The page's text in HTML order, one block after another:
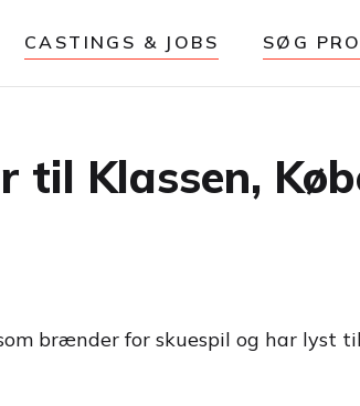
CASTINGS & JOBS SØG
til Klassen,
brænder for skuespil og har lyst